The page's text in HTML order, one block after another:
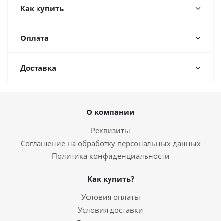
Как купить
Оплата
Доставка
О компании
Реквизиты
Соглашение на обработку персональных данных
Политика конфиденциальности
Как купить?
Условия оплаты
Условия доставки